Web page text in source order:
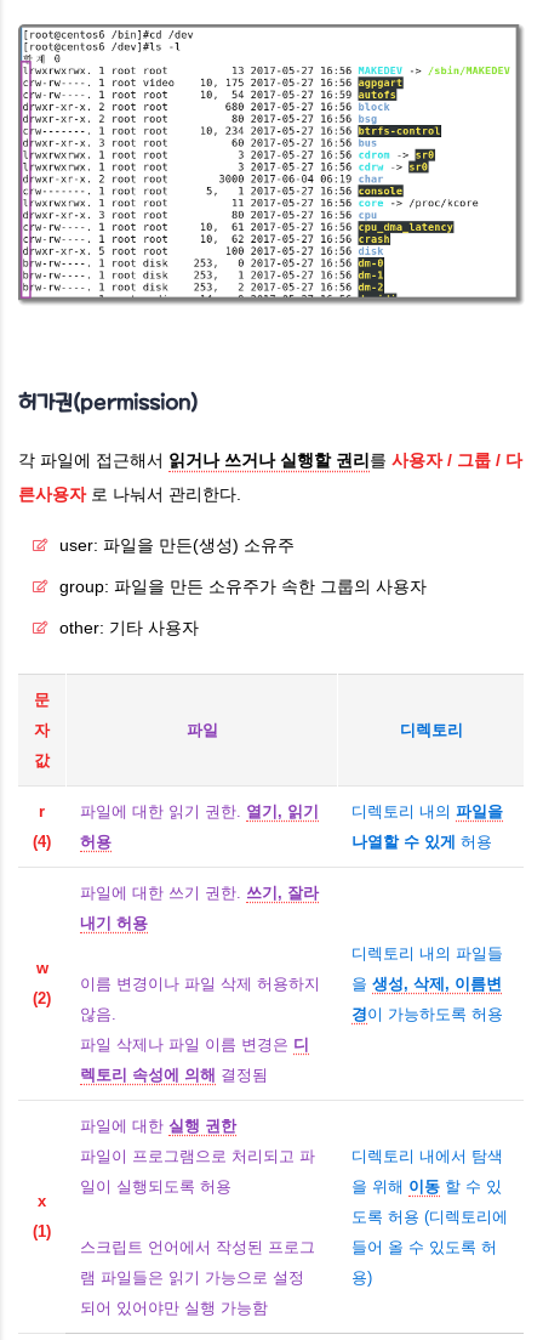
허가권(permission)
각 파일에 접근해서 읽거나 쓰거나 실행할 권리 를 사용자 / 그룹 / 다
른사용자 로 나눠서 관리한다.
user: 파일을 만든(생성) 소유주
group: 파일을 만든 소유주가 속한 그룹의 사용자
other: 기타 사용자
문
자
값
파일 디렉토리
r
(4)
파일에 대한 읽기 권한. 열기, 읽기
허용
디렉토리 내의 파일을
나열할 수 있게 허용
w
(2)
파일에 대한 쓰기 권한. 쓰기, 잘라
내기 허용
이름 변경이나 파일 삭제 허용하지
않음.
파일 삭제나 파일 이름 변경은 디
렉토리 속성에 의해 결정됨
디렉토리 내의 파일들
을 생성, 삭제, 이름변
경이 가능하도록 허용
x
(1)
파일에 대한 실행 권한
파일이 프로그램으로 처리되고 파
일이 실행되도록 허용
스크립트 언어에서 작성된 프로그
램 파일들은 읽기 가능으로 설정
되어 있어야만 실행 가능함
디렉토리 내에서 탐색
을 위해 이동 할 수 있
도록 허용 (디렉토리에
들어 올 수 있도록 허
용)